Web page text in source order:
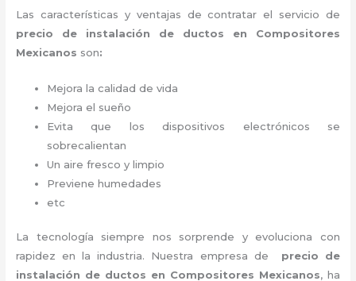
Las características y ventajas de contratar el servicio de
precio de instalación de ductos en Compositores
Mexicanos son:
Mejora la calidad de vida
Mejora el sueño
Evita que los dispositivos electrónicos se
sobrecalientan
Un aire fresco y limpio
Previene humedades
etc
La tecnología siempre nos sorprende y evoluciona con
rapidez en la industria. Nuestra empresa de precio de
instalación de ductos en Compositores Mexicanos, ha